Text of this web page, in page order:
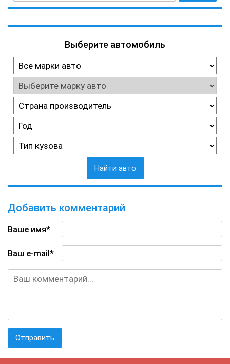
Выберите автомобиль
Найти авто
Добавить комментарий
Ваше имя*
Ваш e-mail*